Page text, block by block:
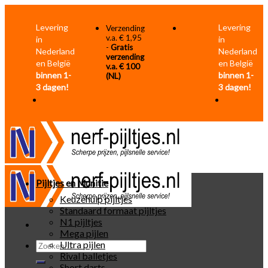
Levering
in
Nederland
en België
binnen 1-
3 dagen!
Verzending
v.a. € 1,95
- Gratis
verzending
v.a. € 100
(NL)
Levering
in
Nederland
en België
binnen 1-
3 dagen!
Zoeken
naar:
Pijltjes en Munitie
Keuzehulp pijltjes
Standaard formaat pijltjes
N1 pijltjes
Mega pijlen
Ultra pijlen
Rival balletjes